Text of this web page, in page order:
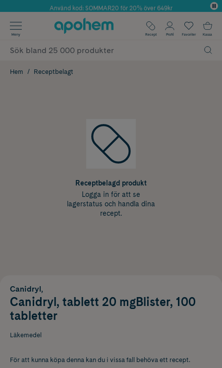
Årets Butik 2025 inom Skönhet
Använd kod: SOMMAR20 för 20% över 649kr
✓ Fri frakt
✓ Poäng på alla köp*
Meny Recept Profil Favoriter Kassa
Hem Receptbelagt
Receptbelagd produkt
Logga in för att se
lagerstatus och handla dina
recept.
Canidryl,
Canidryl, tablett 20 mgBlister, 100
tabletter
Läkemedel
För att kunna köpa denna kan du i vissa fall behöva ett recept.